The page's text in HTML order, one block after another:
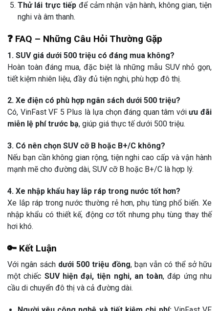
Thử lái trực tiếp để cảm nhận vận hành, không gian, tiện
nghi và âm thanh.
❓ FAQ – Những Câu Hỏi Thường Gặp
1. SUV giá dưới 500 triệu có đáng mua không?
Hoàn toàn đáng mua, đặc biệt là những mẫu SUV nhỏ gọn,
tiết kiệm nhiên liệu, đầy đủ tiện nghi, phù hợp đô thị.
2. Xe điện có phù hợp ngân sách dưới 500 triệu?
Có, VinFast VF 5 Plus là lựa chọn đáng quan tâm vớiưu đãi
miễn lệ phí trước bạ, giúp giá thực tế dưới 500 triệu.
3. Có nên chọn SUV cỡ B hoặc B+/C không?
Nếu bạn cần không gian rộng, tiện nghi cao cấp và vận hành
mạnh mẽ cho đường dài, SUV cỡ B hoặc B+/C là hợp lý.
4. Xe nhập khẩu hay lắp ráp trong nước tốt hơn?
Xe lắp ráp trong nước thường rẻ hơn, phụ tùng phổ biến. Xe
nhập khẩu có thiết kế, động cơ tốt nhưng phụ tùng thay thế
hơi khó.
🔑 Kết Luận
Với ngân sách dưới 500 triệu đồng, bạn vẫn có thể sở hữu
một chiếc SUV hiện đại, tiện nghi, an toàn, đáp ứng nhu
cầu di chuyển đô thị và cả đường dài.